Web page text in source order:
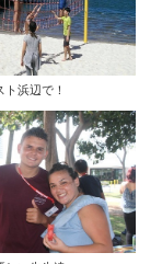
浜辺で！